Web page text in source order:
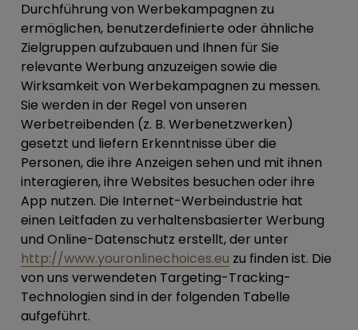
Durchführung von Werbekampagnen zu
ermöglichen, benutzerdefinierte oder ähnliche
Zielgruppen aufzubauen und Ihnen für Sie
relevante Werbung anzuzeigen sowie die
Wirksamkeit von Werbekampagnen zu messen.
Sie werden in der Regel von unseren
Werbetreibenden (z. B. Werbenetzwerken)
gesetzt und liefern Erkenntnisse über die
Personen, die ihre Anzeigen sehen und mit ihnen
interagieren, ihre Websites besuchen oder ihre
App nutzen. Die Internet-Werbeindustrie hat
einen Leitfaden zu verhaltensbasierter Werbung
und Online-Datenschutz erstellt, der unter
http://www.youronlinechoices.eu zu finden ist. Die
von uns verwendeten Targeting-Tracking-
Technologien sind in der folgenden Tabelle
aufgeführt.